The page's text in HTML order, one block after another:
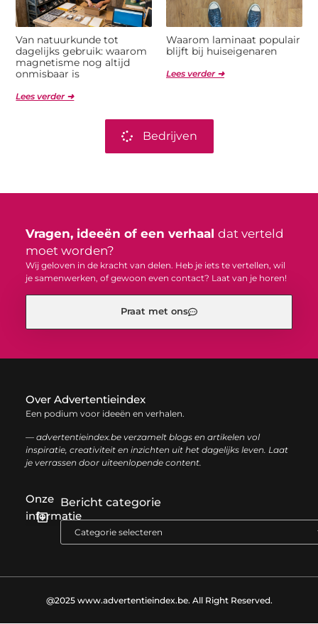
Van natuurkunde tot
dagelijks gebruik: waarom
magnetisme nog altijd
onmisbaar is
Lees verder ➜
Waarom laminaat populair
blijft bij huiseigenaren
Lees verder ➜
Bedrijven
Vragen, ideeën of een verhaal dat verteld
moet worden?
Wij geloven in de kracht van delen. Heb je iets te vertellen, wil
je samenwerken, of gewoon even contact? Laat van je horen!
Praat met ons
Over Advertentieindex
Een podium voor ideeën en verhalen.
— advertentieindex.be verzamelt blogs en artikelen vol
inspiratie, creativiteit en inzichten uit het dagelijks leven. Laat
je verrassen door uiteenlopende content.
Onze
informatie
Bericht categorie
@2025 www.advertentieindex.be. All Right Reserved.​